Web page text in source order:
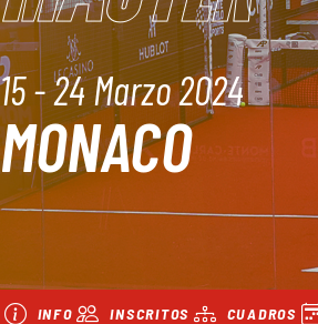
15 - 24 Marzo 2024
MONACO
INFO INSCRITOS CUADROS